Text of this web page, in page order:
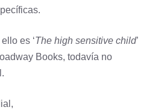
es ‘The high sensitive child’
Books, todavía no